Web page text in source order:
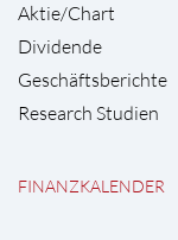
Aktie/Chart
Dividende
Geschäftsberichte
Research Studien
FINANZKALENDER